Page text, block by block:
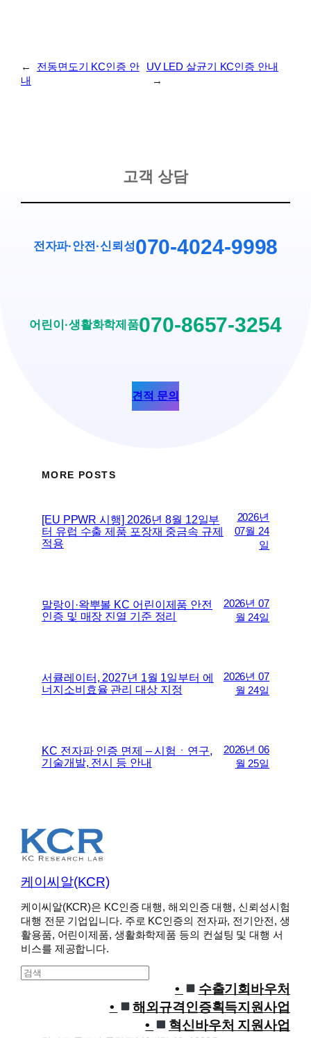
←
전동면도기 KC인증 안
내
UV LED 살균기 KC인증 안내
→
고객 상담
전자파·안전·신뢰성070-4024-9998
어린이·생활화학제품070-8657-3254
견적 문의
MORE POSTS
[EU PPWR 시행] 2026년 8월 12일부
터 유럽 수출 제품 포장재 중금속 규제
적용
2026년
07월 24
일
말랑이·왁뿌볼 KC 어린이제품 안전
인증 및 매장 진열 기준 정리
2026년 07
월 24일
서큘레이터, 2027년 1월 1일부터 에
너지소비효율 관리 대상 지정
2026년 07
월 24일
KC 전자파 인증 면제 – 시험ㆍ연구,
기술개발, 전시 등 안내
2026년 06
월 25일
케이씨알(KCR)
케이씨알(KCR)은 KC인증 대행, 해외인증 대행, 신뢰성시험
대행 전문 기업입니다. 주로 KC인증의 전자파, 전기안전, 생
활용품, 어린이제품, 생활화학제품 등의 컨설팅 및 대행 서
비스를 제공합니다.
S
수출기회바우처
해외규격인증획득지원사업
혁신바우처 지원사업